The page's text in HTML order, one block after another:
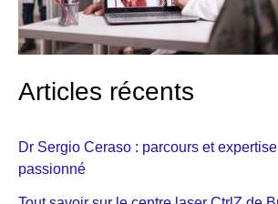
Articles récents
Dr Sergio Ceraso : parcours et
passionné